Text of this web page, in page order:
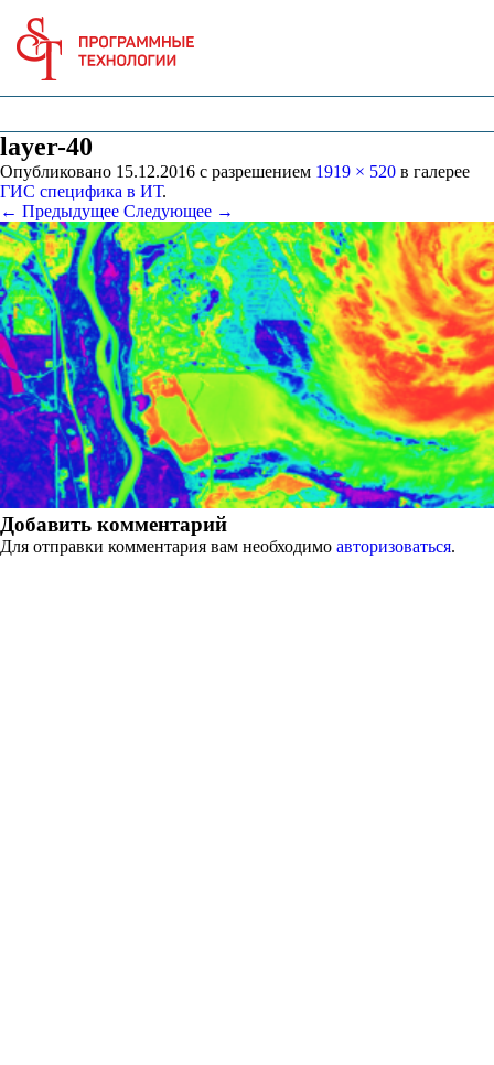
layer-40
Опубликовано 15.12.2016 с разрешением 1919 × 520 в галерее
ГИС специфика в ИТ.
← Предыдущее Следующее →
Добавить комментарий
Для отправки комментария вам необходимо авторизоваться.